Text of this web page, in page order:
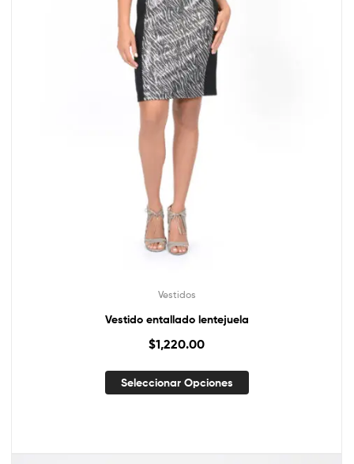
Vestidos
Vestido entallado lentejuela
$1,220.00
Seleccionar Opciones